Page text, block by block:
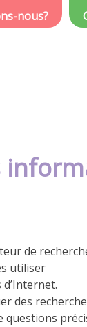
nous?
de
utiliser
des
questions